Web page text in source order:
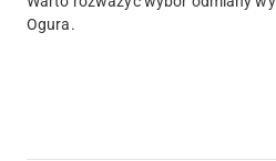
Ogura.